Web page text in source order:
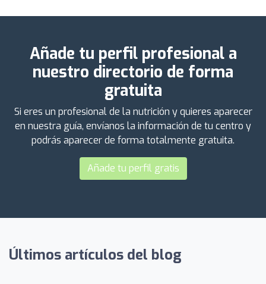
Añade tu perfil profesional a
nuestro directorio de forma
gratuita
Si eres un profesional de la nutrición y quieres aparecer
en nuestra guía, envíanos la información de tu centro y
podrás aparecer de forma totalmente gratuita.
Añade tu perfil gratis
Últimos artículos del blog